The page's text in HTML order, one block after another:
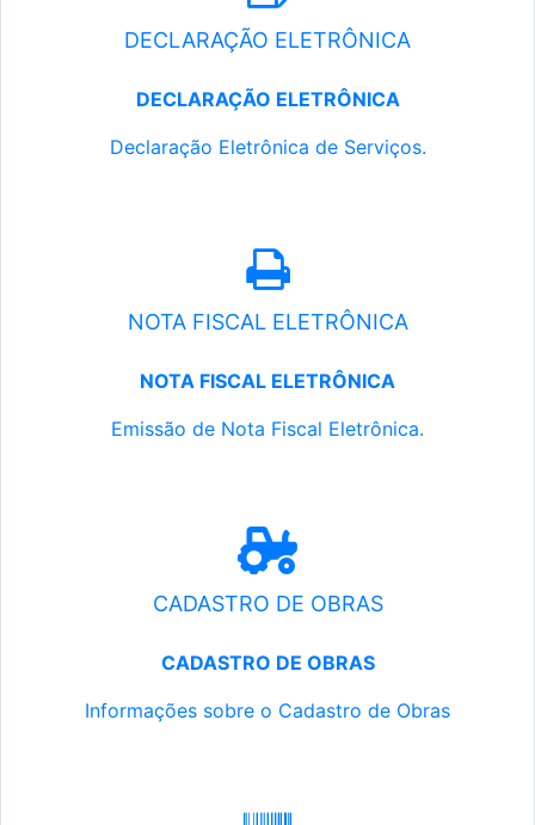
DECLARAÇÃO ELETRÔNICA
DECLARAÇÃO ELETRÔNICA
Declaração Eletrônica de Serviços.
NOTA FISCAL ELETRÔNICA
NOTA FISCAL ELETRÔNICA
Emissão de Nota Fiscal Eletrônica.
CADASTRO DE OBRAS
CADASTRO DE OBRAS
Informações sobre o Cadastro de Obras